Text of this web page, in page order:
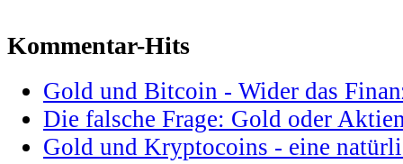
Kommentar-Hits
Gold und Bitcoin - Wider das
Die falsche Frage: Gold oder
Gold und Kryptocoins - eine